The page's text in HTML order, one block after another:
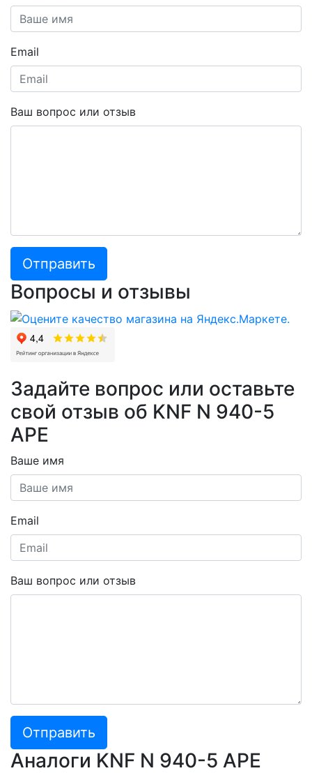
Email
Ваш вопрос или отзыв
Отправить
Вопросы и отзывы
Задайте вопрос или оставьте
свой отзыв об KNF N 940-5
APE
Ваше имя
Email
Ваш вопрос или отзыв
Отправить
Аналоги KNF N 940-5 APE